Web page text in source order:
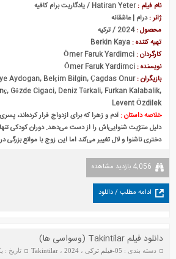
نام فیلم :Hatiran Yeter / یادگاریت برام کافیه
ژانر :درام | عاشقانه
محصول :2024 / ترکیه
تهیه کننده :Berkin Kaya
کارگردان :Ömer Faruk Yardimci
نویسنده :Ömer Faruk Yardimci
بازیگران :Aydogan, Belçim Bilgin, Çagdas Onur
Gözde Cigaci, Deniz Türkali, Furkan Kalabalik,
Levent Özdilek
خلاصه داستان :آدم و زهرا که برای ازدواج فرار کرده‌اند،
دلیل مننژیت شنوایی‌اش را از دست می‌دهد. دوران کودکی تنها
دختری ناشنوا و لال تغییر می‌کند اما این زوج با موانع
4,056 بازدید مشاهده
ادامه مطلب / دانلود
دانلود فیلم Takintilar (وسواسی‌ ها)
دسته بندی : 05-فیلم ترکی ،2024 ،Takintilar